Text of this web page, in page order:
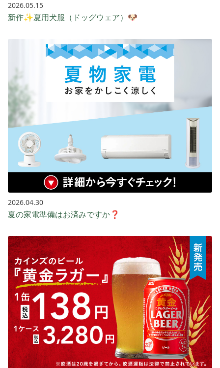
2026.05.15
新作✨夏用犬服（ドッグウェア）🐶
2026.04.30
夏の家電準備はお済みですか❓